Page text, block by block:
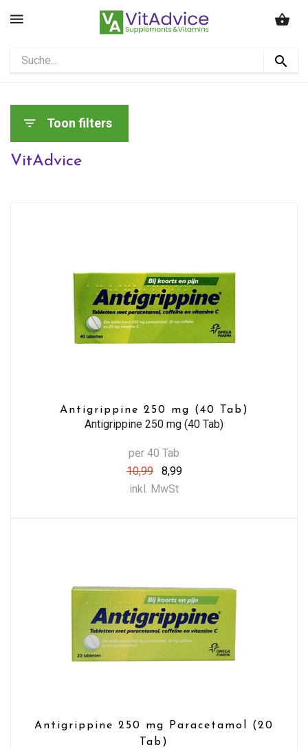
Toon filters
VitAdvice
Antigrippine 250 mg (40 Tab)
Antigrippine 250 mg (40 Tab)
per 40 Tab
10,99
8,99
inkl. MwSt
Antigrippine 250 mg Paracetamol (20
Tab)